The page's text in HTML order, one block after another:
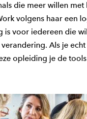
die meer willen met
volgens haar een
is voor iedereen die
Als je
opleiding je de